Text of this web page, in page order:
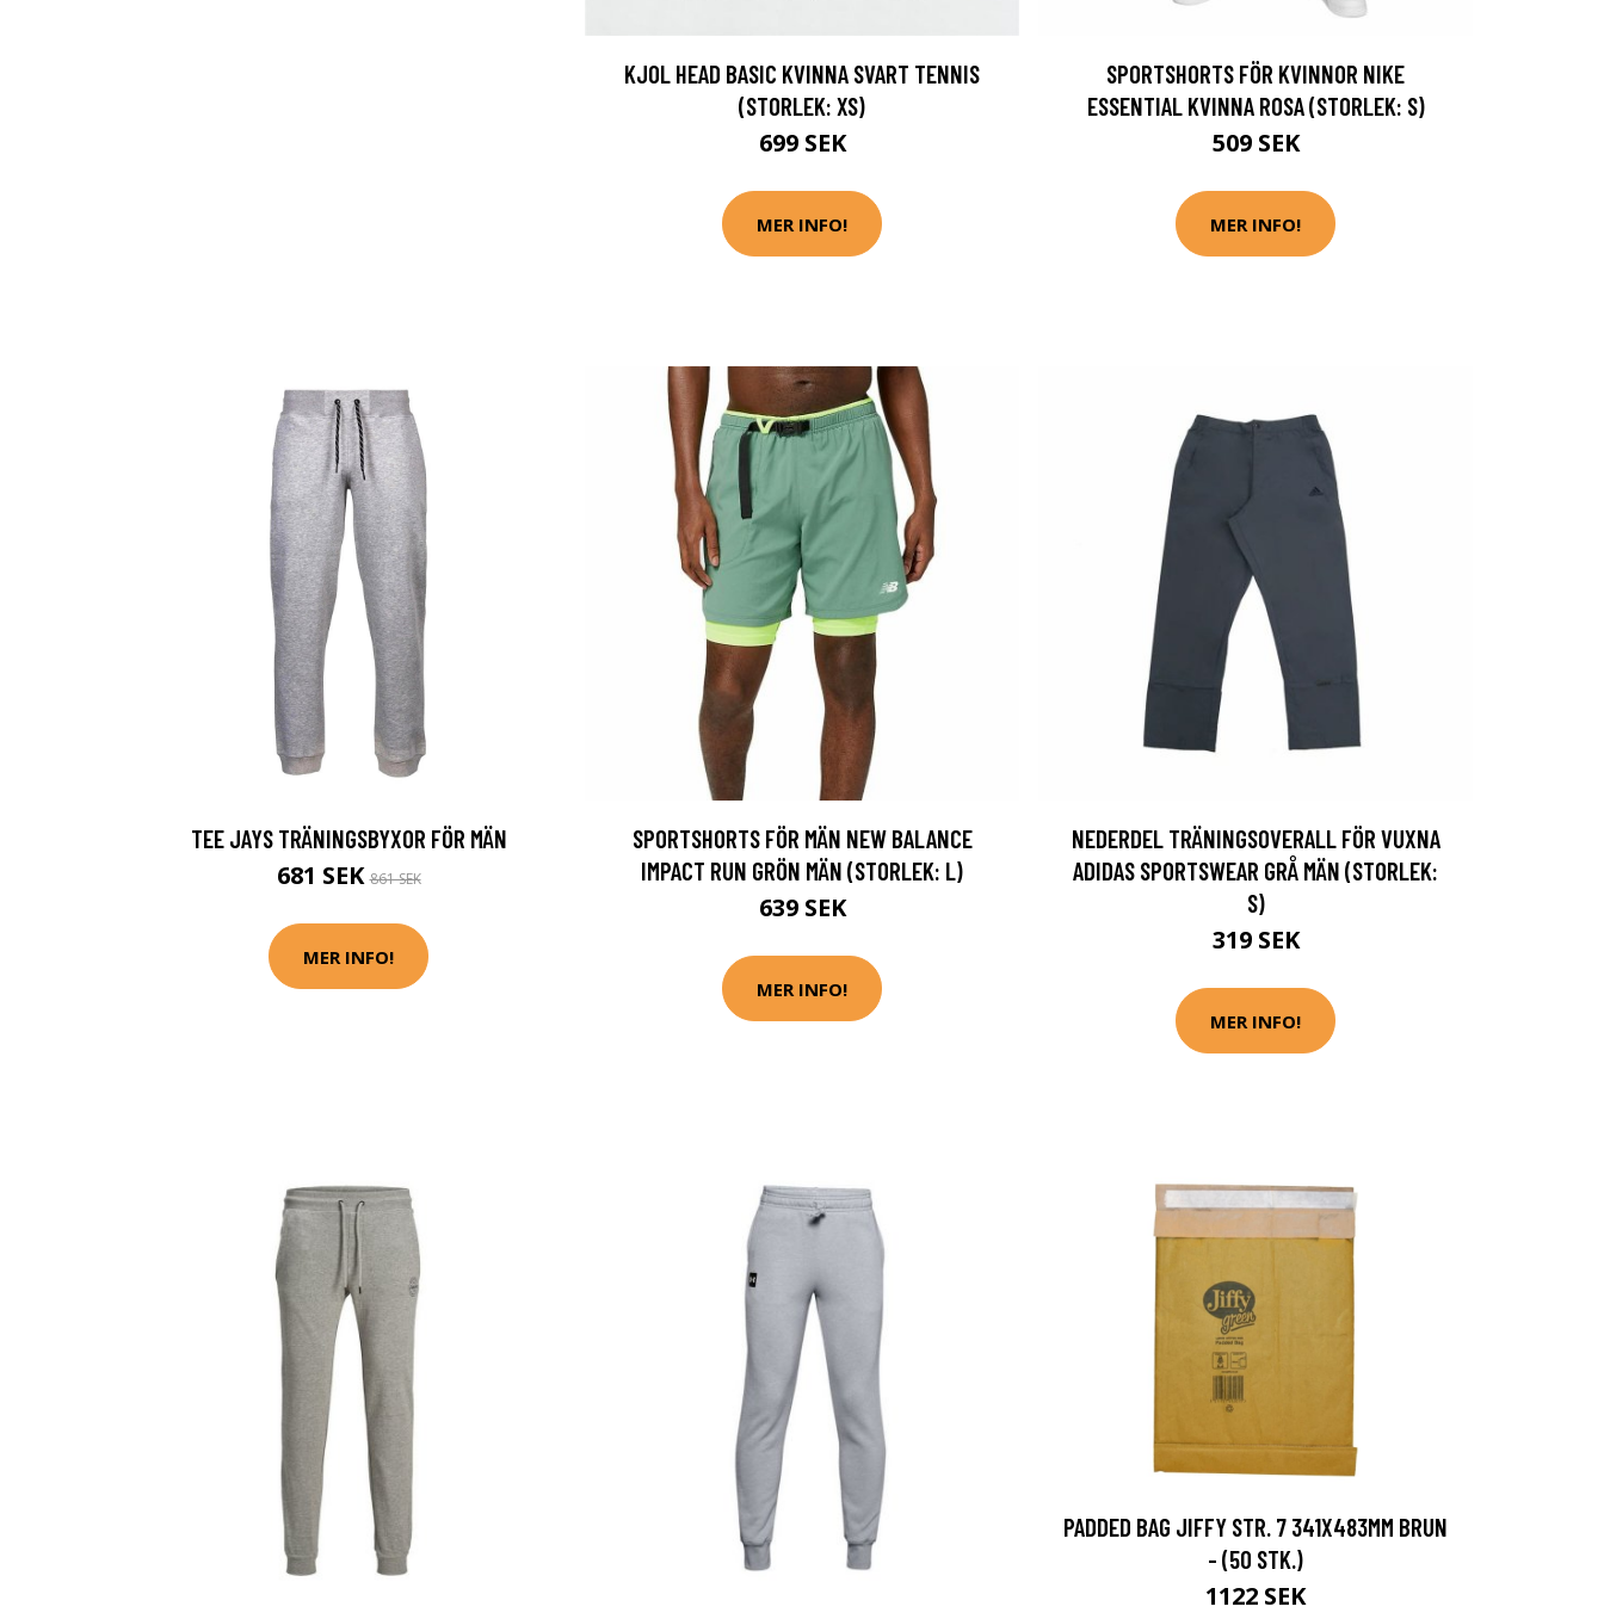
KJOL HEAD BASIC KVINNA SVART TENNIS
(STORLEK: XS)
699 SEK
MER INFO!
SPORTSHORTS FÖR KVINNOR NIKE
ESSENTIAL KVINNA ROSA (STORLEK: S)
509 SEK
MER INFO!
TEE JAYS TRÄNINGSBYXOR FÖR MÄN
681 SEK861 SEK
MER INFO!
SPORTSHORTS FÖR MÄN NEW BALANCE
IMPACT RUN GRÖN MÄN (STORLEK: L)
639 SEK
MER INFO!
NEDERDEL TRÄNINGSOVERALL FÖR VUXNA
ADIDAS SPORTSWEAR GRÅ MÄN (STORLEK:
S)
319 SEK
MER INFO!
PADDED BAG JIFFY STR. 7 341X483MM BRUN
- (50 STK.)
1122 SEK